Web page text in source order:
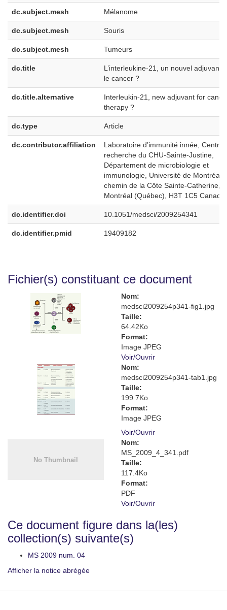
dc.subject.mesh Mélanome
dc.subject.mesh Souris
dc.subject.mesh Tumeurs
dc.title
L’interleukine-21, un nouvel adjuvant
le cancer ?
dc.title.alternative
Interleukin-21, new adjuvant for
therapy ?
dc.type Article
dc.contributor.affiliation
Laboratoire d’immunité innée, Centre
recherche du CHU-Sainte-Justine,
Département de microbiologie et
immunologie, Université de Montréal,
chemin de la Côte Sainte-Catherine,
Montréal (Québec), H3T 1C5 Canada
dc.identifier.doi 10.1051/medsci/2009254341
dc.identifier.pmid 19409182
Fichier(s) constituant ce document
Nom:
medsci2009254p341-fig1.jpg
Taille:
64.42Ko
Format:
Image JPEG
Voir/Ouvrir
Nom:
medsci2009254p341-tab1.jpg
Taille:
199.7Ko
Format:
Image JPEG
Voir/Ouvrir
Nom:
MS_2009_4_341.pdf
Taille:
117.4Ko
Format:
PDF
Voir/Ouvrir
Ce document figure dans la(les)
collection(s) suivante(s)
MS 2009 num. 04
Afficher la notice abrégée